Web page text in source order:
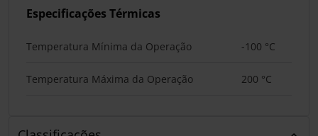
Especificações Térmicas
Temperatura Mínima da Operação -100 °C
Temperatura Máxima da Operação 200 °C